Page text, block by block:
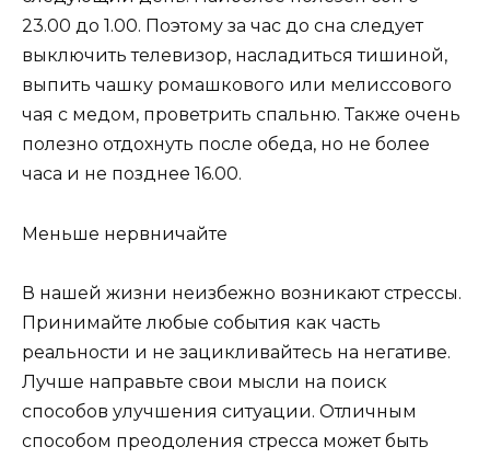
23.00 до 1.00. Поэтому за час до сна следует
выключить телевизор, насладиться тишиной,
выпить чашку ромашкового или мелиссового
чая с медом, проветрить спальню. Также очень
полезно отдохнуть после обеда, но не более
часа и не позднее 16.00.
Меньше нервничайте
В нашей жизни неизбежно возникают стрессы.
Принимайте любые события как часть
реальности и не зацикливайтесь на негативе.
Лучше направьте свои мысли на поиск
способов улучшения ситуации. Отличным
способом преодоления стресса может быть